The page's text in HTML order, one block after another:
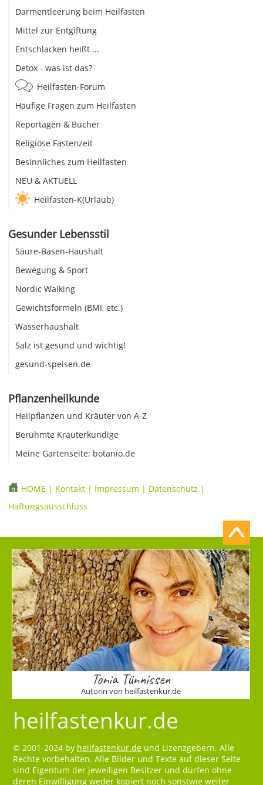
Darmentleerung beim Heilfasten
Mittel zur Entgiftung
Entschlacken heißt ...
Detox - was ist das?
Heilfasten-Forum
Häufige Fragen zum Heilfasten
Reportagen & Bücher
Religiöse Fastenzeit
Besinnliches zum Heilfasten
NEU & AKTUELL
Heilfasten-K(Urlaub)
Gesunder Lebensstil
Säure-Basen-Haushalt
Bewegung & Sport
Nordic Walking
Gewichtsformeln (BMI, etc.)
Wasserhaushalt
Salz ist gesund und wichtig!
gesund-speisen.de
Pflanzenheilkunde
Heilpflanzen und Kräuter von A-Z
Berühmte Kräuterkundige
Meine Gartenseite: botanio.de
HOME | Kontakt | Impressum | Datenschutz |
Haftungsausschluss
Tonia Tünnissen
Autorin von heilfastenkur.de
heilfastenkur.de
© 2001-2024 by heilfastenkur.de und Lizenzgebern. Alle
Rechte vorbehalten. Alle Bilder und Texte auf dieser Seite
sind Eigentum der jeweiligen Besitzer und dürfen ohne
deren Einwilligung weder kopiert noch sonstwie weiter